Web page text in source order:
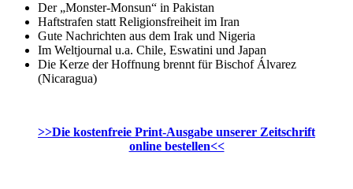
Der „Monster-Monsun“ in Pakistan
Haftstrafen statt Religionsfreiheit im Iran
Gute Nachrichten aus dem Irak und Nigeria
Im Weltjournal u.a. Chile, Eswatini und Japan
Die Kerze der Hoffnung brennt für Bischof Álvarez
(Nicaragua)
>>Die kostenfreie Print-Ausgabe unserer Zeitschrift
online bestellen<<